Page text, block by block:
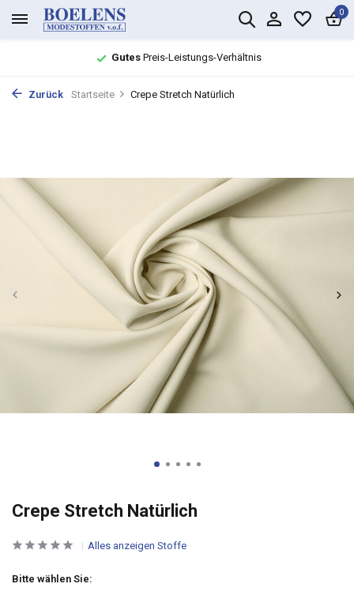
0
GutesPreis-Leistungs-Verhältnis
Zurück Startseite Crepe Stretch Natürlich
Crepe Stretch Natürlich
Alles anzeigen Stoffe
Bitte wählen Sie: